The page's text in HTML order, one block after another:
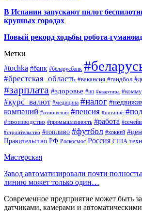
В Испании запускают пилот
крупных городах
Новый рекорд ходьбы робота-
Метки
#tochka #банк #беларусбанк
#брестская_область #вакансия #гандбол
#зарплата #здоровье #ип #квартира
#курс_валют #медицина #налог
компаний #отношения #пенсия #питание
#производство #промышленность #работа
#строительство #топливо #футбол #хоккей
Правительство РФ Роскосмос Россия США
Мастерская
Завод автоматизировали почти
линию может только один…
Современное предприятие может быть
датчиками, камерами и